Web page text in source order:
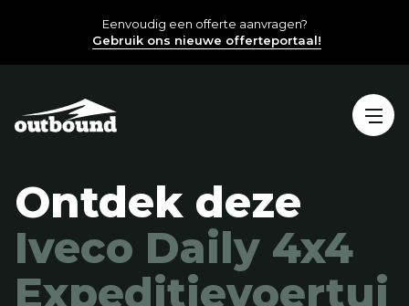
Eenvoudig een offerte aanvragen?
Gebruik ons nieuwe offerteportaal!
Ontdek deze
Iveco Daily 4x4
Expeditievoertui